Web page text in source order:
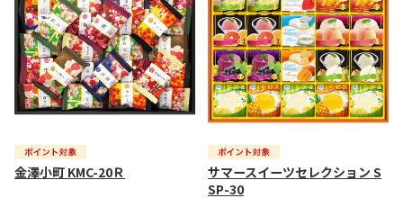
金澤小町 KMC-20Ｒ
サマースイーツセレクション S
SP-30